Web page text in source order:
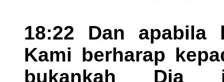
18:22 Dan apabila
Kami berharap
bukankah Dia